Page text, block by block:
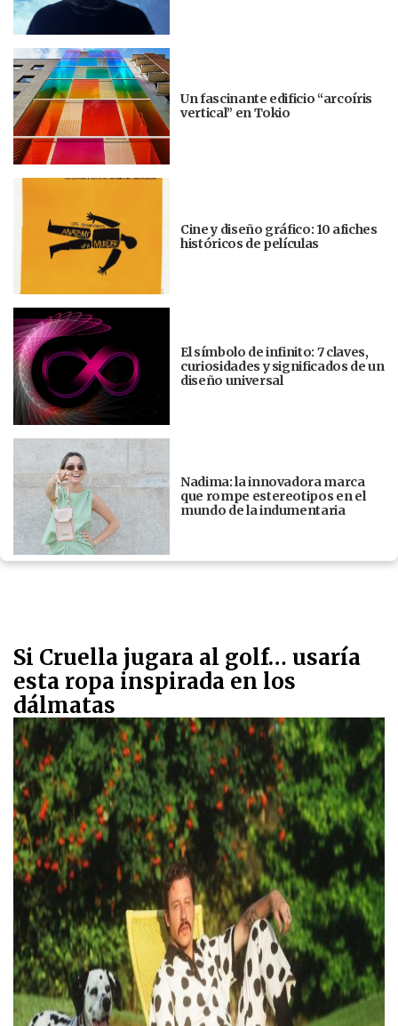
Un fascinante edificio “arcoíris
vertical” en Tokio
Cine y diseño gráfico: 10 afiches
históricos de películas
El símbolo de infinito: 7 claves,
curiosidades y significados de un
diseño universal
Nadima: la innovadora marca
que rompe estereotipos en el
mundo de la indumentaria
Si Cruella jugara al golf… usaría
esta ropa inspirada en los
dálmatas